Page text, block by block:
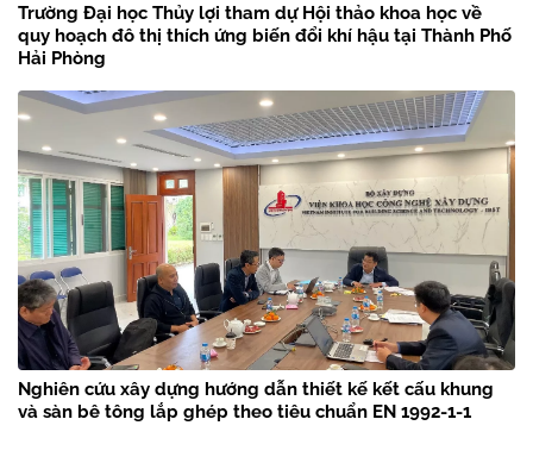
Trường Đại học Thủy lợi tham dự Hội thảo khoa học về
quy hoạch đô thị thích ứng biến đổi khí hậu tại Thành Phố
Hải Phòng
Nghiên cứu xây dựng hướng dẫn thiết kế kết cấu khung
và sàn bê tông lắp ghép theo tiêu chuẩn EN 1992-1-1